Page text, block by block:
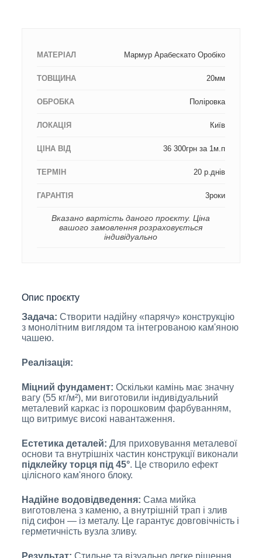
МАТЕРІАЛ Мармур Арабескато Оробіко
ТОВЩИНА 20мм
ОБРОБКА Поліровка
ЛОКАЦІЯ Київ
ЦІНА ВІД 36 300грн за 1м.п
ТЕРМІН 20 р.днів
ГАРАНТІЯ 3роки
Вказано вартість даного проєкту. Ціна
вашого замовлення розраховується
індивідуально
Опис проєкту
Задача: Створити надійну «парячу» конструкцію
з монолітним виглядом та інтегрованою кам'яною
чашею.
Реалізація:
Міцний фундамент: Оскільки камінь має значну
вагу (55 кг/м²), ми виготовили індивідуальний
металевий каркас із порошковим фарбуванням,
що витримує високі навантаження.
Естетика деталей: Для приховування металевої
основи та внутрішніх частин конструкції виконали
підклейку торця під 45°. Це створило ефект
цілісного кам'яного блоку.
Надійне водовідведення: Сама мийка
виготовлена з каменю, а внутрішній трап і злив
під сифон — із металу. Це гарантує довговічність і
герметичність вузла зливу.
Результат: Стильне та візуально легке рішення,